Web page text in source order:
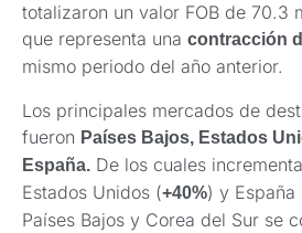
totalizaron un valor FOB de 70.3
que representa una contracción
mismo periodo del año anterior.
Los principales mercados de
fueron Países Bajos, Estados
España. De los cuales
Estados Unidos (+40%) y España
Países Bajos y Corea del Sur se